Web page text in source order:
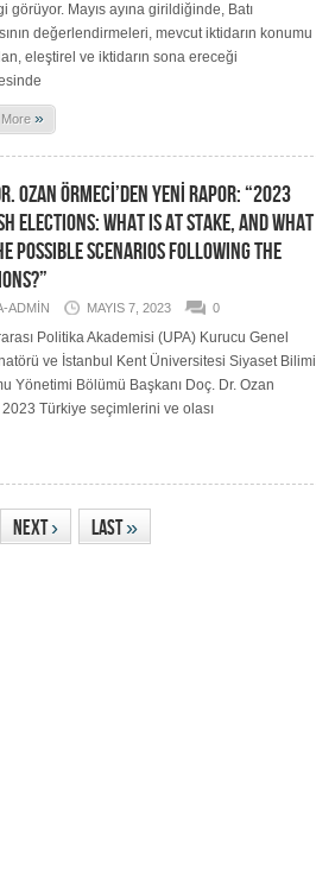
görüyor. Mayıs ayına girildiğinde, Batı
değerlendirmeleri, mevcut iktidarın konumu
eleştirel ve iktidarın sona ereceği
»
OZAN ÖRMECİ’DEN YENİ RAPOR: “2023
ELECTIONS: WHAT IS AT STAKE, AND WHAT
POSSIBLE SCENARIOS FOLLOWING THE
ADMIN MAYIS 7, 2023 0
Politika Akademisi (UPA) Kurucu Genel
ve İstanbul Kent Üniversitesi Siyaset Bilimi
Yönetimi Bölümü Başkanı Doç. Dr. Ozan
Türkiye seçimlerini ve olası
Next› Last»